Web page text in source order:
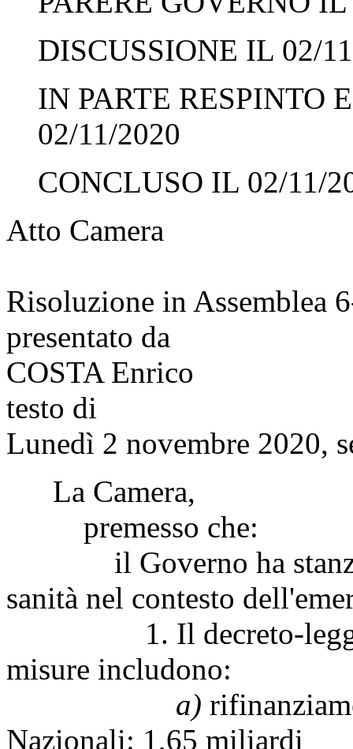
DISCUSSIONE IL 02/
IN PARTE RESPINTO
02/11/2020
CONCLUSO IL 02/11/
Atto Camera
Risoluzione in Assemblea
presentato da
COSTA Enrico
testo di
Lunedì 2 novembre 2020,
La Camera,
premesso che:
il Governo ha
sanità nel contesto
1. Il decreto-legge
misure includono:
a)
Nazionali: 1,65 miliardi